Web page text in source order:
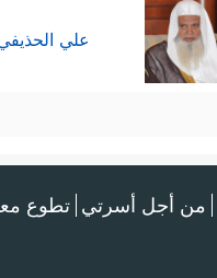
علي
من أجل أسرتي تطوع